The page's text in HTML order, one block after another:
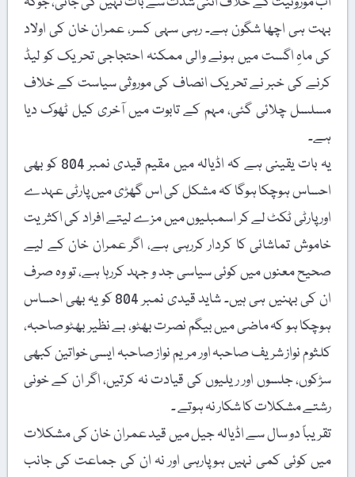
بہت ہی اچھا شگون ہے۔ رہی سہی کسر، عمران خان کی اولاد
کی ماہِ اگست میں ہونے والی ممکنہ احتجاجی تحریک کو لیڈ
کرنے کی خبر نے تحریک انصاف کی موروثی سیاست کے خلاف
مسلسل چلائی گئی، مہم کے تابوت میں آخری کیل ٹھوک دیا
ہے۔
یہ بات یقینی ہے کہ اڈیالہ میں مقیم قیدی نمبر 804 کو بھی
احساس ہوچکا ہوگا کہ مشکل کی اس گھڑی میں پارٹی عہدے
اور پارٹی ٹکٹ لے کر اسمبلیوں میں مزے لیتے افراد کی اکثریت
خاموش تماشائی کا کردار کررہی ہے، اگر عمران خان کے لیے
صحیح معنوں میں کوئی سیاسی جد و جہد کررہا ہے، تو وہ صرف
ان کی بہنیں ہی ہیں۔ شاید قیدی نمبر 804 کو یہ بھی احساس
ہوچکا ہو کہ ماضی میں بیگم نصرت بھٹو، بے نظیر بھٹو صاحبہ،
کلثوم نواز شریف صاحبہ اور مریم نواز صاحبہ ایسی خواتین کبھی
سڑکوں، جلسوں اور ریلیوں کی قیادت نہ کرتیں، اگر ان کے خونی
رشتے مشکلات کا شکار نہ ہوتے ۔
تقریباً دو سال سے اڈیالہ جیل میں قید عمران خان کی مشکلات
میں کوئی کمی نہیں ہوپارہی اور نہ ان کی جماعت کی جانب